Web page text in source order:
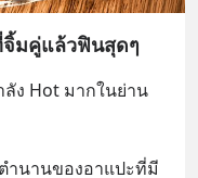
จิ้มคู่แล้วฟินสุดๆ
ง Hot มากในย่าน
ำนานของอาแปะที่มี